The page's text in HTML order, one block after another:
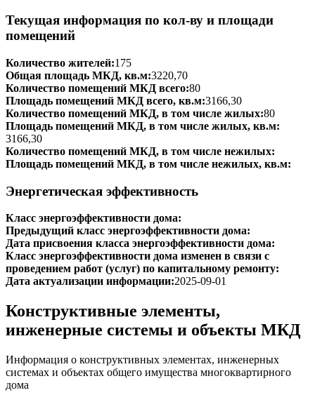
Текущая информация по кол-ву и площади
помещений
Количество жителей:175
Общая площадь МКД, кв.м:3220,70
Количество помещений МКД всего:80
Площадь помещений МКД всего, кв.м:3166,30
Количество помещений МКД, в том числе жилых:80
Площадь помещений МКД, в том числе жилых, кв.м:
3166,30
Количество помещений МКД, в том числе нежилых:
Площадь помещений МКД, в том числе нежилых, кв.м:
Энергетическая эффективность
Класс энергоэффективности дома:
Предыдущий класс энергоэффективности дома:
Дата присвоения класса энергоэффективности дома:
Класс энергоэффективности дома изменен в связи с
проведением работ (услуг) по капитальному ремонту:
Дата актуализации информации:2025-09-01
Конструктивные элементы,
инженерные системы и объекты МКД
Информация о конструктивных элементах, инженерных
системах и объектах общего имущества многоквартирного
дома